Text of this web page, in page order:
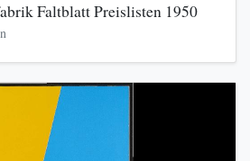
Faltblatt Preislisten 1950